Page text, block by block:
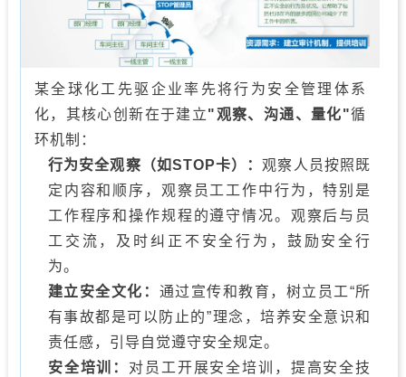
某全球化工先驱企业率先将行为安全管理体系
化，其核心创新在于建立"观察、沟通、量化"循
环机制：
行为安全观察（如STOP卡）：观察人员按照既
定内容和顺序，观察员工工作中行为，特别是
工作程序和操作规程的遵守情况。观察后与员
工交流，及时纠正不安全行为，鼓励安全行
为。
建立安全文化： 通过宣传和教育，树立员工“所
有事故都是可以防止的”理念，培养安全意识和
责任感，引导自觉遵守安全规定。
安全培训： 对员工开展安全培训，提高安全技